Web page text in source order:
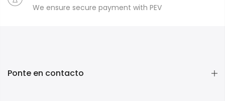
We ensure secure payment with PEV
Ponte en contacto